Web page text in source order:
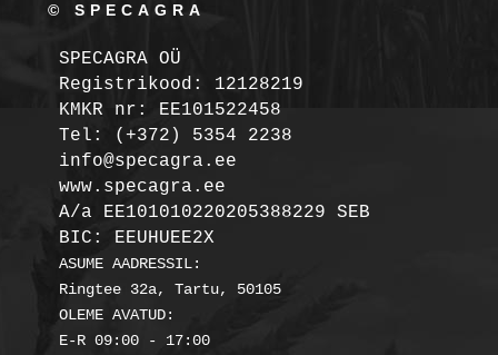
© SPECAGRA
SPECAGRA OÜ
Registrikood: 12128219
KMKR nr: EE101522458
Tel: (+372) 5354 2238
info@specagra.ee
A/a EE101010220205388229 SEB
BIC: EEUHUEE2X
ASUME AADRESSIL:
Ringtee 32a, Tartu, 50105
OLEME AVATUD:
E-R 09:00 - 17:00